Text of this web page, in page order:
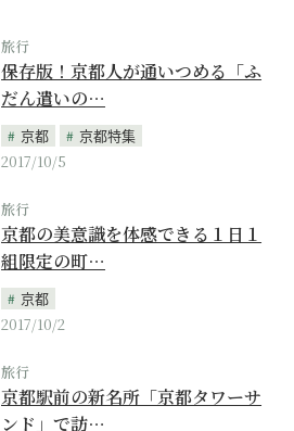
旅行
保存版！京都人が通いつめる「ふ
だん遣いの…
京都
京都特集
2017/10/5
旅行
京都の美意識を体感できる１日１
組限定の町…
京都
2017/10/2
旅行
京都駅前の新名所「京都タワーサ
ンド」で訪…